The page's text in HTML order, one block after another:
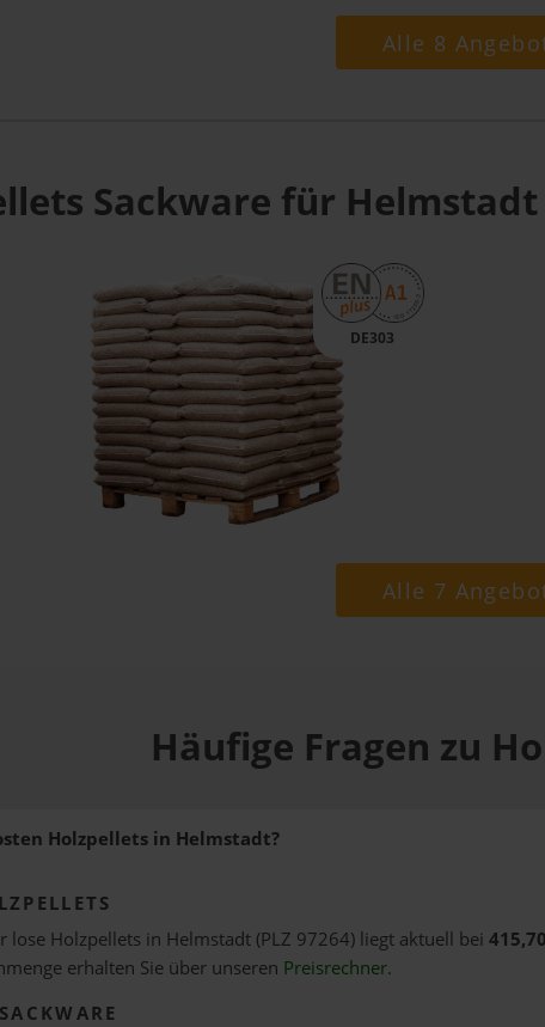
Alle 8
Sackware für Helmstadt
DE303
Alle 7
Häufige Fragen zu
Holzpellets in Helmstadt?
lose Holzpellets in Helmstadt (PLZ 97264) liegt aktuell bei
erhalten Sie über unseren Preisrechner.